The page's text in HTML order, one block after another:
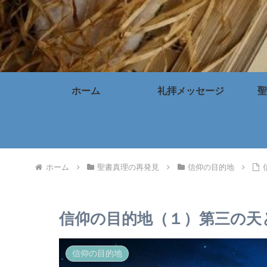
ホーム 礼拝メッセージ
ホーム 聖書真理の再発見 信仰の目的地
信仰の目的地（１）第三の
信仰の目的地